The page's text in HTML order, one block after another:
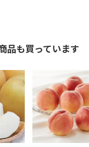
品も買っています